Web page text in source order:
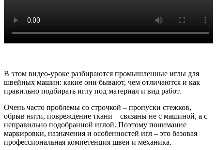
В этом видео-уроке разбираются промышленные иглы для
швейных машин: какие они бывают, чем отличаются и как
правильно подбирать иглу под материал и вид работ.
Очень часто проблемы со строчкой – пропуски стежков,
обрыв нити, повреждение ткани – связаны не с машиной, а с
неправильно подобранной иглой. Поэтому понимание
маркировки, назначения и особенностей игл – это базовая
профессиональная компетенция швеи и механика.